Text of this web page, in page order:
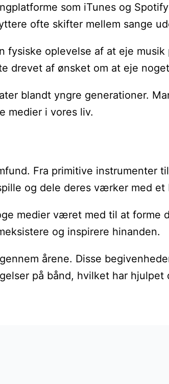
som iTunes og
ofte skifter mellem sange
oplevelse af at eje
drevet af ønsket om at eje
blandt yngre generationer.
medier i vores liv.
Fra primitive instrumenter
og dele deres værker med et
medier været med til at
og inspirere hinanden.
årene. Disse
på bånd, hvilket har